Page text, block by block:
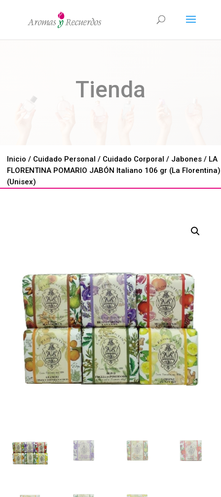
Tienda
Inicio / Cuidado Personal / Cuidado Corporal / Jabones / LA
FLORENTINA POMARIO JABÓN Italiano 106 gr (La Florentina)
(Unisex)